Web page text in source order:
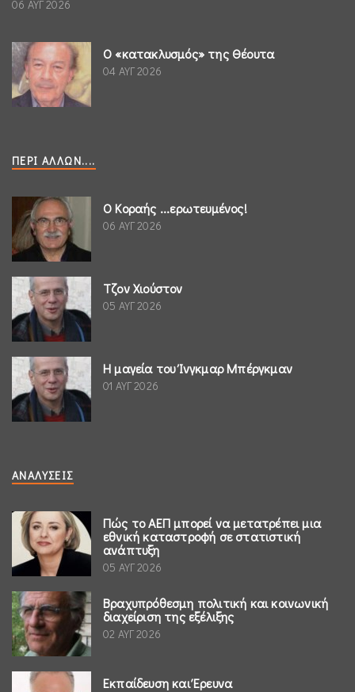
06 ΑΥΓ 2026
Ο «κατακλυσμός» της Θέουτα
04 ΑΥΓ 2026
ΠΕΡΊ ΆΛΛΩΝ....
Ο Κοραής ...ερωτευμένος!
06 ΑΥΓ 2026
Τζον Χιούστον
05 ΑΥΓ 2026
Η μαγεία του Ίνγκμαρ Μπέργκμαν
01 ΑΥΓ 2026
ΑΝΑΛΎΣΕΙΣ
Πώς το ΑΕΠ μπορεί να μετατρέπει μια
εθνική καταστροφή σε στατιστική
ανάπτυξη
05 ΑΥΓ 2026
Βραχυπρόθεσμη πολιτική και κοινωνική
διαχείριση της εξέλιξης
02 ΑΥΓ 2026
Εκπαίδευση και Έρευνα